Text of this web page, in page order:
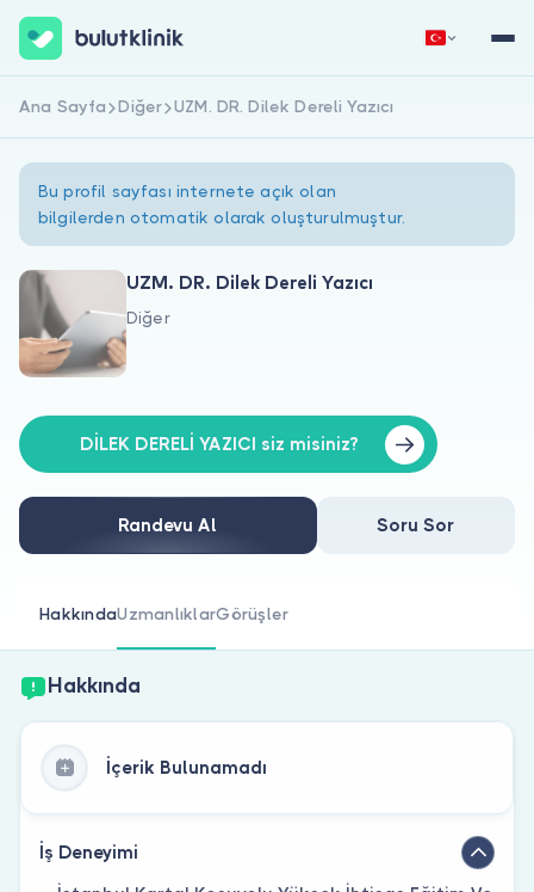
Hakkımızda
Doktorlar için
Doktor musunuz?
Hemen Kaydol Giriş Yap
Ana Sayfa Diğer UZM. DR. Dilek Dereli Yazıcı
Bu profil sayfası internete açık olan
bilgilerden otomatik olarak oluşturulmuştur.
UZM. DR. Dilek Dereli Yazıcı
Diğer
DİLEK DERELİ YAZICI siz misiniz?
Randevu Al Soru Sor
HakkındaUzmanlıklarGörüşler
Hakkında
İçerik Bulunamadı
İş Deneyimi